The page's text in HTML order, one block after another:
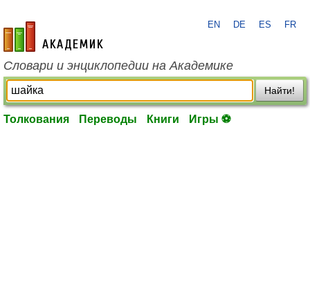
academic.ru
EN DE ES FR
Словари и энциклопедии на Академике
Найти!
Толкования Переводы Книги Игры ⚽